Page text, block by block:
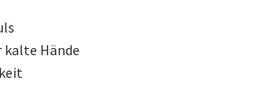
kalte Hände